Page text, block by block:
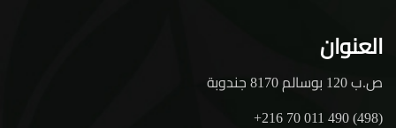
العنوان
ص.ب 120 بوسالم 8170 جندوبة
+216 70 011 490 (498)